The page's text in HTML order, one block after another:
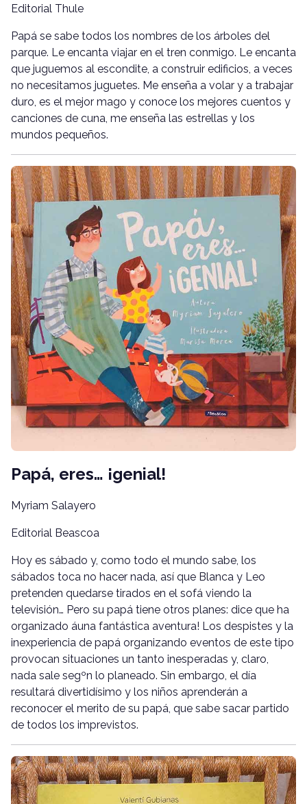
Editorial Thule
Papá se sabe todos los nombres de los árboles del
parque. Le encanta viajar en el tren conmigo. Le encanta
que juguemos al escondite, a construir edificios, a veces
no necesitamos juguetes. Me enseña a volar y a trabajar
duro, es el mejor mago y conoce los mejores cuentos y
canciones de cuna, me enseña las estrellas y los
mundos pequeños.
Papá, eres… ¡genial!
Myriam Salayero
Editorial Beascoa
Hoy es sábado y, como todo el mundo sabe, los
sábados toca no hacer nada, así que Blanca y Leo
pretenden quedarse tirados en el sofá viendo la
televisión… Pero su papá tiene otros planes: dice que ha
organizado áuna fantástica aventura! Los despistes y la
inexperiencia de papá organizando eventos de este tipo
provocan situaciones un tanto inesperadas y, claro,
nada sale segºn lo planeado. Sin embargo, el día
resultará divertidísimo y los niños aprenderán a
reconocer el merito de su papá, que sabe sacar partido
de todos los imprevistos.